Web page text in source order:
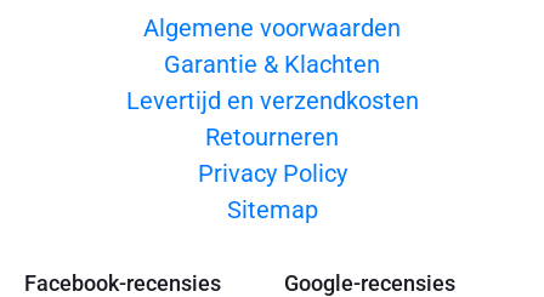
Algemene voorwaarden
Garantie & Klachten
Levertijd en verzendkosten
Retourneren
Privacy Policy
Sitemap
Facebook-recensies Google-recensies